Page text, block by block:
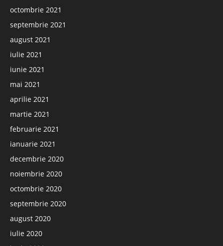
octombrie 2021
septembrie 2021
august 2021
iulie 2021
iunie 2021
mai 2021
aprilie 2021
martie 2021
februarie 2021
ianuarie 2021
decembrie 2020
noiembrie 2020
octombrie 2020
septembrie 2020
august 2020
iulie 2020